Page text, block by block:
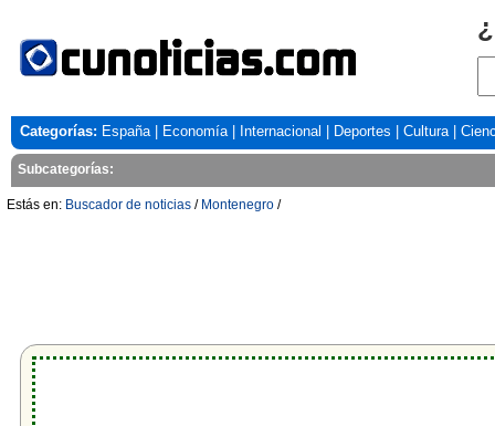
Categorías: España| Economía| Internacional Deportes Cultura|
Subcategorías:
Estás en: Buscador de noticias / Montenegro /